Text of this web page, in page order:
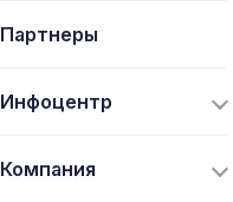
Партнеры
Инфоцентр
Компания